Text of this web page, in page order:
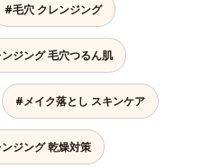
#毛穴 クレンジング
ジング 毛穴つるん肌
#メイク落とし スキンケア
ジング 乾燥対策